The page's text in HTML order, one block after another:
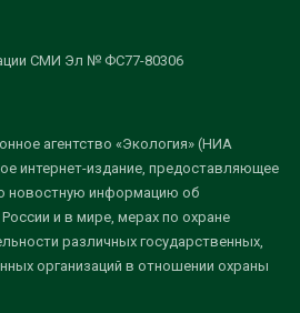
СМИ Эл № ФС77-80306
агентство «Экология» (НИА
интернет-издание, предоставляющее
новостную информацию об
и в мире, мерах по охране
различных государственных,
организаций в отношении охраны